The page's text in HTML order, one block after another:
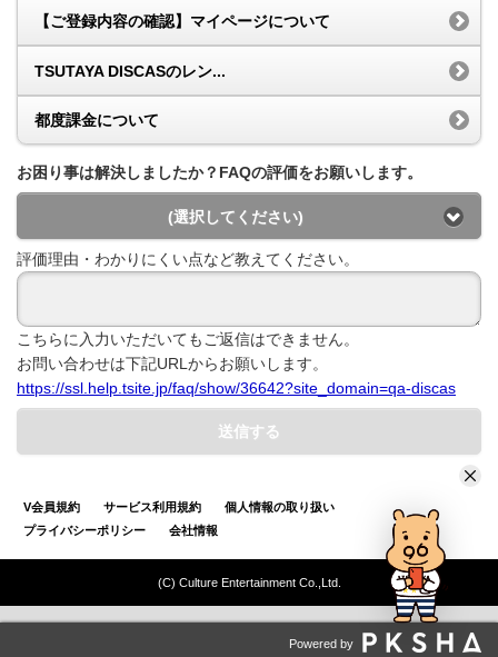
【ご登録内容の確認】マイページについて
TSUTAYA DISCASのレン...
都度課金について
お困り事は解決しましたか？FAQの評価をお願いします。
(選択してください)
評価理由・わかりにくい点など教えてください。
こちらに入力いただいてもご返信はできません。
お問い合わせは下記URLからお願いします。
https://ssl.help.tsite.jp/faq/show/36642?site_domain=qa-discas
送信する
V会員規約 サービス利用規約
個人情報の取り扱い
プライバシーポリシー
会社情報
(C) Culture Entertainment Co.,Ltd.
Powered by